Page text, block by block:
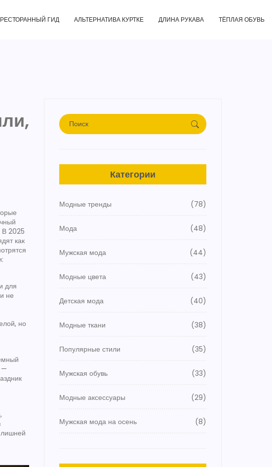
РЕСТОРАННЫЙ ГИД АЛЬТЕРНАТИВА КУРТКЕ ДЛИНА РУКАВА ТЁПЛАЯ ОБУВЬ
В 2025
как
для
не
но
—
лишней
Категории
Модные тренды (78)
Мода (48)
Мужская мода (44)
Модные цвета (43)
Детская мода (40)
Модные ткани (38)
Популярные стили (35)
Мужская обувь (33)
Модные аксессуары (29)
Мужская мода на осень (8)